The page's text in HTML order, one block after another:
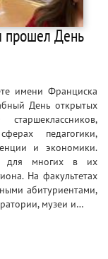
прошел День
имени Франциска
День открытых
педагогики,
и экономики.
для многих в их
На факультетах
абитуриентами,
музеи и…